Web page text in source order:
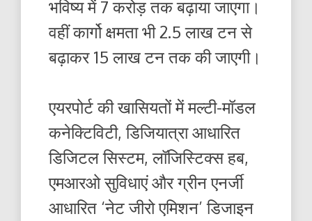
भविष्य में 7 करोड़ तक बढ़ाया जाएगा।
वहीं कार्गो क्षमता भी 2.5 लाख टन से
बढ़ाकर 15 लाख टन तक की जाएगी।
एयरपोर्ट की खासियतों में मल्टी-मॉडल
कनेक्टिविटी, डिजियात्रा आधारित
डिजिटल सिस्टम, लॉजिस्टिक्स हब,
एमआरओ सुविधाएं और ग्रीन एनर्जी
आधारित ‘नेट जीरो एमिशन’ डिजाइन